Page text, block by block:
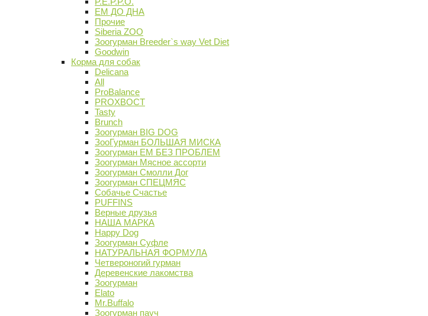
ЕМ ДО ДНА
Прочие
Siberia ZOO
Зоогурман Breeder`s way Vet Diet
Goodwin
Корма для собак
Delicana
All
ProBalance
PROХВОСТ
Tasty
Brunch
Зоогурман BIG DOG
ЗооГурман БОЛЬШАЯ МИСКА
Зоогурман ЕМ БЕЗ ПРОБЛЕМ
Зоогурман Мясное ассорти
Зоогурман Смолли Дог
Зоогурман СПЕЦМЯС
Собачье Счастье
PUFFINS
Верные друзья
НАША МАРКА
Happy Dog
Зоогурман Суфле
НАТУРАЛЬНАЯ ФОРМУЛА
Четвероногий гурман
Деревенские лакомства
Зоогурман
Elato
Mr.Buffalo
Зоогурман пауч